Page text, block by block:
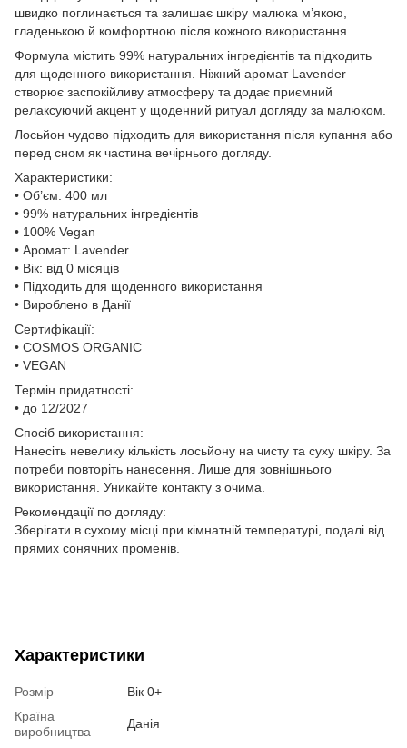
швидко поглинається та залишає шкіру малюка м’якою,
гладенькою й комфортною після кожного використання.
Формула містить 99% натуральних інгредієнтів та підходить
для щоденного використання. Ніжний аромат Lavender
створює заспокійливу атмосферу та додає приємний
релаксуючий акцент у щоденний ритуал догляду за малюком.
Лосьйон чудово підходить для використання після купання або
перед сном як частина вечірнього догляду.
Характеристики:
• Об’єм: 400 мл
• 99% натуральних інгредієнтів
• 100% Vegan
• Аромат: Lavender
• Вік: від 0 місяців
• Підходить для щоденного використання
• Вироблено в Данії
Сертифікації:
• COSMOS ORGANIC
• VEGAN
Термін придатності:
• до 12/2027
Спосіб використання:
Нанесіть невелику кількість лосьйону на чисту та суху шкіру. За
потреби повторіть нанесення. Лише для зовнішнього
використання. Уникайте контакту з очима.
Рекомендації по догляду:
Зберігати в сухому місці при кімнатній температурі, подалі від
прямих сонячних променів.
Характеристики
Розмір
Вік 0+
Країна
виробництва
Данія